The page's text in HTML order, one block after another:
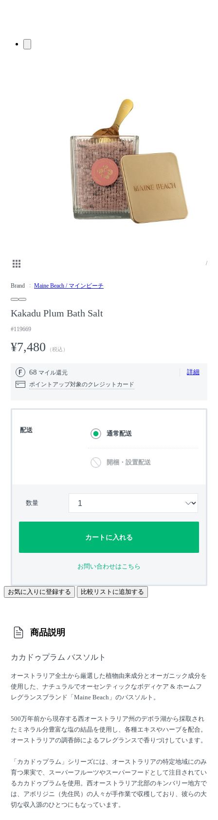
/
Brand Maine Beach / マインビーチ
Kakadu Plum Bath Salt
#119669
¥7,480 （税込）
68 マイル還元 詳細
ポイントアップ対象のクレジットカード
配送 通常配送
開梱・設置配送
数量
カートに入れる
お問い合わせはこちら
お気に入りに登録する 比較リストに追加する
商品説明
カカドゥプラム バスソルト
オーストラリア全土から厳選した植物由来成分とオーガニック成分を
使用した、ナチュラルでオーセンティックなボディケア & ホームフ
レグランスブランド「Maine Beach」のバスソルト。
500万年前から現存する西オーストラリア州のデボラ湖から採取され
たミネラル分豊富な塩の結晶を使用し、各種エキスやハーブを配合。
オーストラリアの調香師によるフレグランスで香りづけしています。
「カカドゥプラム」シリーズには、オーストラリアの特定地域にのみ
育つ果実で、スーパーフルーツやスーパーフードとして注目されてい
るカカドゥプラムを使用。西オーストラリア北部のキンバリー地方で
は、アボリジニ（先住民）の人々が手作業で収穫しており、彼らの大
切な収入源のひとつにもなっています。